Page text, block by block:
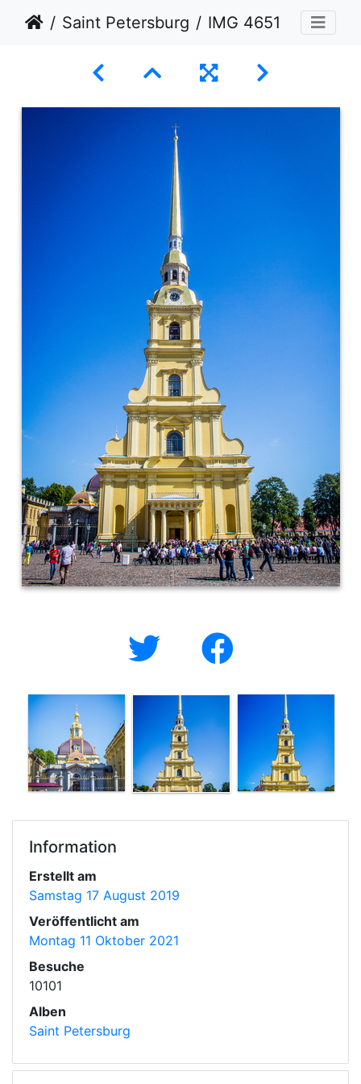
Saint Petersburg IMG 4651
Information
Erstellt am
Samstag 17 August 2019
Veröffentlicht am
Montag 11 Oktober 2021
Besuche
10101
Alben
Saint Petersburg